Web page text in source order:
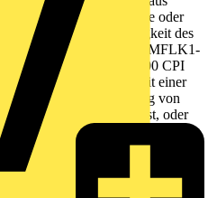
ob es sich um einfache oder
handelt. Um die Richtigkeit des
beachten, dass das IMDMFLK1-
einem IM400 oder XM300 CPI
eines Netzes mit einer
einer Eingangsspannung von
Netz angeschlossen ist, oder
angeschlossen ist. Die Batterie
bei einer Ladezeit von 7
24 VDC und einem
wiegt 7 kg und